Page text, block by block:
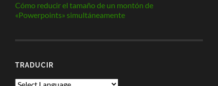
Cómo reducir el tamaño de un montón de
«Powerpoints» simultáneamente
TRADUCIR